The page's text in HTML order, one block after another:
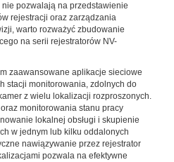
pozwalają na przedstawienie
rejestracji oraz zarządzania
warto rozważyć zbudowanie
na serii rejestratorów NV-
zaawansowane aplikacje sieciowe
stacji monitorowania, zdolnych do
z wielu lokalizacji rozproszonych.
monitorowania stanu pracy
lokalnej obsługi i skupienie
w jednym lub kilku oddalonych
nawiązywanie przez rejestrator
pozwala na efektywne